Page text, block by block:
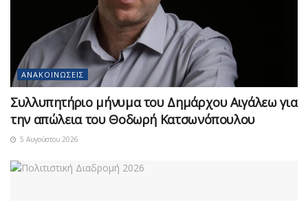
ΑΝΑΚΟΙΝΏΣΕΙΣ
Συλλυπητήριο μήνυμα του Δημάρχου Αιγάλεω για
την απώλεια του Θοδωρή Κατσωνόπουλου
5 Αυγούστου 2026